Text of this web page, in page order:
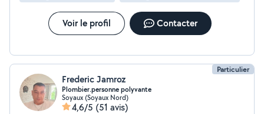
Voir le profil Contacter
Particulier
Frederic Jamroz
Plombier.personne polyvante
Soyaux (Soyaux Nord)
4,6/5 (51 avis)